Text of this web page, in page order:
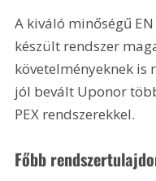
A kiváló minőségű
készült rendszer
követelményeknek
jól bevált Uponor
PEX rendszerekkel.
Főbb